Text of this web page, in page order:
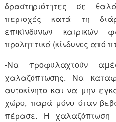
δραστηριότητες σε
περιοχές κατά τη
επικίνδυνων καιρικών
προληπτικά (κίνδυνος από
-Να προφυλαχτούν
χαλαζόπτωσης. Να
αυτοκίνητο και να μην
χώρο, παρά μόνο όταν
πέρασε. Η χαλαζόπτωση